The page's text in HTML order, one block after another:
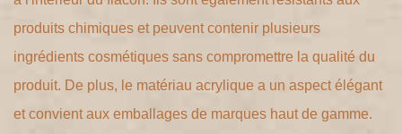
produits chimiques et peuvent contenir plusieurs
ingrédients cosmétiques sans compromettre la qualité du
produit. De plus, le matériau acrylique a un aspect élégant
et convient aux emballages de marques haut de gamme.